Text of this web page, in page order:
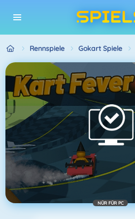
Rennspiele Gokart Spiele
NÜR FÜR PC